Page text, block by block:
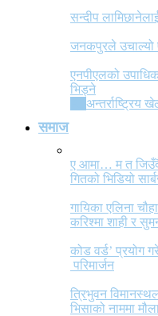
सन्दीप
जनकपुरले उचाल्यो
एनपीएलको
भिड्ने
अन्तर्राष्ट्रिय
समाज
ए आमा… म त
गितको भिडियो
गायिका एलिना
करिश्मा शाही र
कोड वर्ड’ प्रयोग
परिमार्जन
त्रिभुवन
भिसाको नाममा